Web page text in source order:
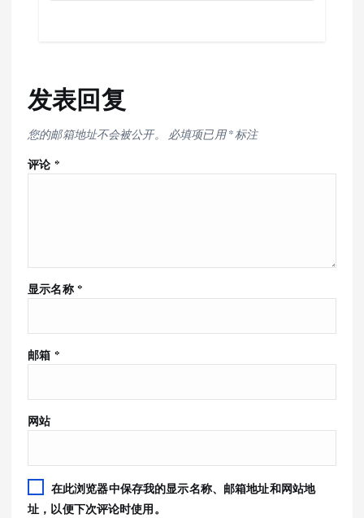
发表回复
您的邮箱地址不会被公开。 必填项已用*标注
评论 *
显示名称 *
邮箱 *
网站
在此浏览器中保存我的显示名称、邮箱地址和网站地
址，以便下次评论时使用。